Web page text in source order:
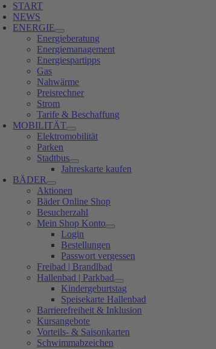
START
NEWS
ENERGIE
Energieberatung
Energiemanagement
Energiespartipps
Gas
Nahwärme
Preisrechner
Strom
Tarife & Beschaffung
MOBILITÄT
Elektromobilität
Parken
Stadtbus
Jahreskarte kaufen
BÄDER
Aktionen
Bäder Online Shop
Besucherzahl
Mein Shop Konto
Login
Bestellungen
Passwort vergessen
Freibad | Brandlbad
Hallenbad | Parkbad
Kindergeburtstag
Speisekarte Hallenbad
Barrierefreiheit & Inklusion
Kursangebote
Vorteils- & Saisonkarten
Schwimmabzeichen